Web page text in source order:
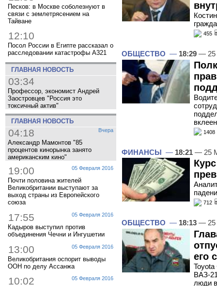
Песков: в Москве соболезнуют в
связи с землетрясением на
Тайване
12:10
Посол России в Египте рассказал о
расследовании катастрофы A321
ГЛАВНАЯ НОВОСТЬ
03:34
Профессор, экономист Андрей
Заостровцев "Россия это
токсичный актив"
ГЛАВНАЯ НОВОСТЬ
Вчера
04:18
Александр Мамонтов "85
процентов кинорынка занято
американским кино"
05 Февраля 2016
19:00
Почти половина жителей
Великобритании выступают за
выход страны из Европейского
союза
05 Февраля 2016
17:55
Кадыров выступил против
объединения Чечни и Ингушетии
05 Февраля 2016
13:00
Великобритания оспорит выводы
ООН по делу Ассанжа
05 Февраля 2016
10:02
455
ОБЩЕСТВО — 18:29 — 25
1408
ФИНАНСЫ — 18:21 — 25
712
ОБЩЕСТВО — 18:13 — 25
его
ВАЗ-
люди